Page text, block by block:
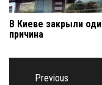
В Киеве закрыли
причина
Навигация
Previous